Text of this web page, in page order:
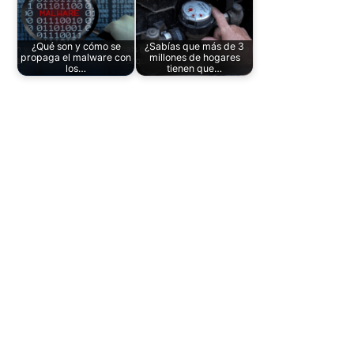
¿Qué son y cómo se
propaga el malware con
los…
¿Sabías que más de 3
millones de hogares
tienen que…